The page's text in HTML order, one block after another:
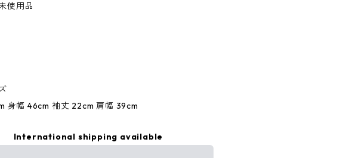
使用品
身幅 46cm 袖丈 22cm 肩幅 39cm
International shipping available